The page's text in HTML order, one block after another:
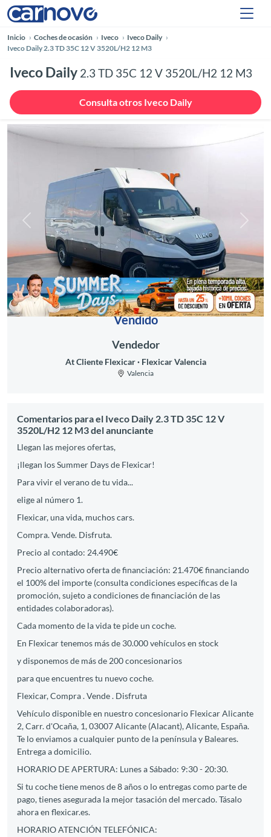
Inicio Coches de ocasión Iveco
Iveco Daily
Iveco Daily 2.3 TD 35C 12 V 3520L/H2 12 M3
Iveco Daily 2.3 TD 35C 12 V 3520L/H2 12 M3
Consulta otros Iveco Daily
Anterior
Vendido
Vendedor
At Cliente Flexicar Flexicar Valencia
Valencia
Comentarios para el Iveco Daily 2.3 TD 35C 12 V
3520L/H2 12 M3 del anunciante
Llegan las mejores ofertas,
¡llegan los Summer Days de Flexicar!
Para vivir el verano de tu vida...
elige al número 1.
Flexicar, una vida, muchos cars.
Compra. Vende. Disfruta.
Precio al contado: 24.490€
Precio alternativo oferta de financiación: 21.470€ financiando
el 100% del importe (consulta condiciones específicas de la
promoción, sujeto a condiciones de financiación de las
entidades colaboradoras).
Cada momento de la vida te pide un coche.
En Flexicar tenemos más de 30.000 vehículos en stock
y disponemos de más de 200 concesionarios
para que encuentres tu nuevo coche.
Flexicar, Compra . Vende . Disfruta
Vehículo disponible en nuestro concesionario Flexicar Alicante
2, Carr. d'Ocaña, 1, 03007 Alicante (Alacant), Alicante, España.
Te lo enviamos a cualquier punto de la península y Baleares.
Entrega a domicilio.
HORARIO DE APERTURA: Lunes a Sábado: 9:30 - 20:30.
Si tu coche tiene menos de 8 años o lo entregas como parte de
pago, tienes asegurada la mejor tasación del mercado. Tásalo
ahora en flexicar.es.
HORARIO ATENCIÓN TELEFÓNICA: